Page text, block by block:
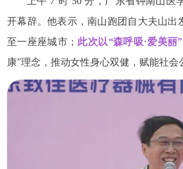
开幕辞。他表示，南山跑团自大夫山出
至一座座城市； 此次以“森呼吸·爱美丽
康”理念，推动女性身心双健，赋能社会